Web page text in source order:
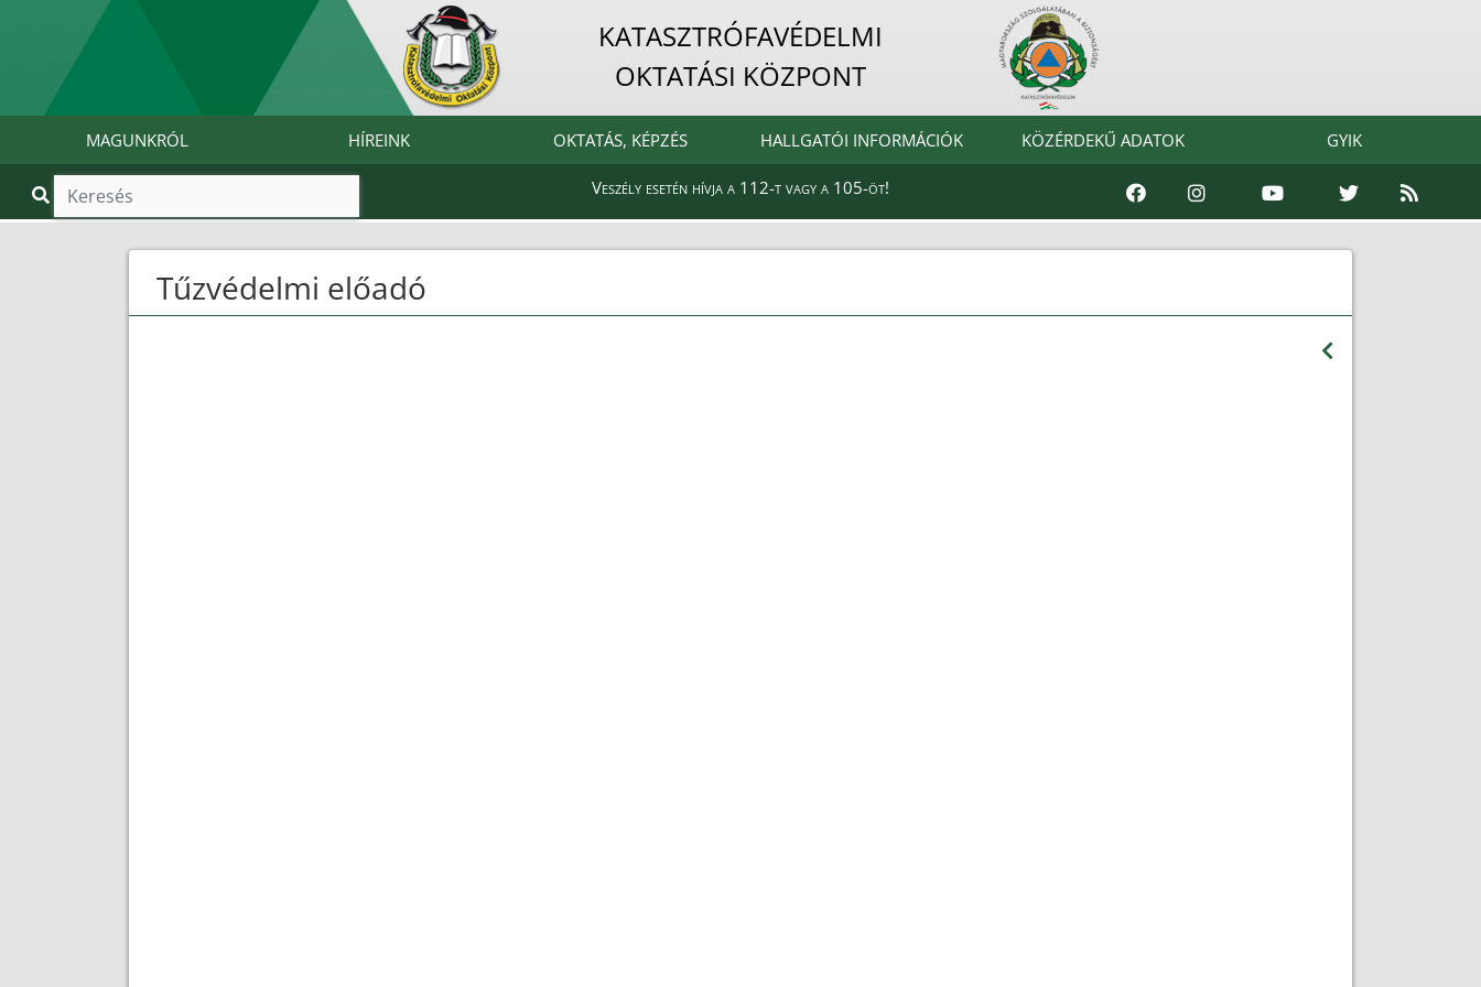
KATASZTRÓFAVÉDELMI
OKTATÁSI KÖZPONT
MAGUNKRÓL HÍREINK OKTATÁS, KÉPZÉS HALLGATÓI INFORMÁCIÓK KÖZÉRDEKŰ ADATOK GYIK
Veszély esetén hívja a 112-t vagy a 105-öt!
Tűzvédelmi előadó